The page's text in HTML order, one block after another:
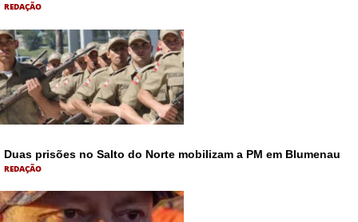
REDAÇÃO
Duas prisões no Salto do Norte mobilizam a PM em Blumenau
REDAÇÃO